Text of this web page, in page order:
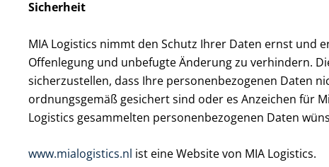
Sicherheit
MIA Logistics nimmt den Schutz Ihrer Daten ernst und
Offenlegung und unbefugte Änderung zu verhindern.
sicherzustellen, dass Ihre personenbezogenen Daten
ordnungsgemäß gesichert sind oder es Anzeichen für
Logistics gesammelten personenbezogenen Daten
www.mialogistics.nl ist eine Website von MIA Logistics.